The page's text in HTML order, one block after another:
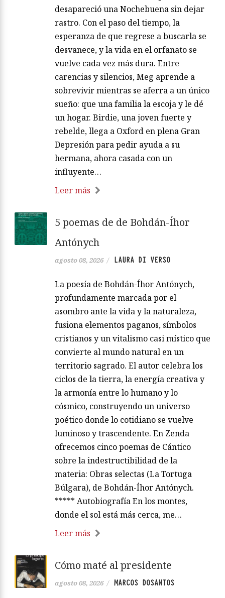
desapareció una Nochebuena sin dejar
rastro. Con el paso del tiempo, la
esperanza de que regrese a buscarla se
desvanece, y la vida en el orfanato se
vuelve cada vez más dura. Entre
carencias y silencios, Meg aprende a
sobrevivir mientras se aferra a un único
sueño: que una familia la escoja y le dé
un hogar. Birdie, una joven fuerte y
rebelde, llega a Oxford en plena Gran
Depresión para pedir ayuda a su
hermana, ahora casada con un
influyente…
Leer más
5 poemas de de Bohdán-Íhor
Antónych
agosto 08, 2026 / LAURA DI VERSO
La poesía de Bohdán-Íhor Antónych,
profundamente marcada por el
asombro ante la vida y la naturaleza,
fusiona elementos paganos, símbolos
cristianos y un vitalismo casi místico que
convierte al mundo natural en un
territorio sagrado. El autor celebra los
ciclos de la tierra, la energía creativa y
la armonía entre lo humano y lo
cósmico, construyendo un universo
poético donde lo cotidiano se vuelve
luminoso y trascendente. En Zenda
ofrecemos cinco poemas de Cántico
sobre la indestructibilidad de la
materia: Obras selectas (La Tortuga
Búlgara), de Bohdán-Íhor Antónych.
***** Autobiografía En los montes,
donde el sol está más cerca, me…
Leer más
Cómo maté al presidente
agosto 08, 2026 / MARCOS DOSANTOS